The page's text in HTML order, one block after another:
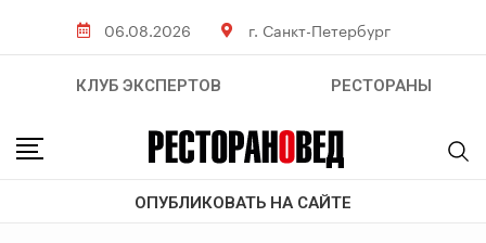
06.08.2026 г. Санкт-Петербург
КЛУБ ЭКСПЕРТОВ РЕСТОРАНЫ
ОПУБЛИКОВАТЬ НА САЙТЕ